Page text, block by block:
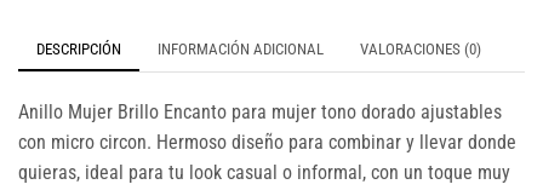
DESCRIPCIÓN INFORMACIÓN ADICIONAL VALORACIONES (0)
Anillo Mujer Brillo Encanto para mujer tono dorado ajustables
con micro circon. Hermoso diseño para combinar y llevar donde
quieras, ideal para tu look casual o informal, con un toque muy